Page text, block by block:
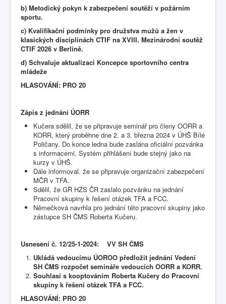
b) Metodický pokyn k zabezpečení soutěží v požárním
sportu.
c) Kvalifikační podmínky pro družstva mužů a žen v
klasických disciplínách CTIF na XVIII. Mezinárodní soutěž
CTIF 2026 v Berlíně.
d) Schvaluje aktualizaci Koncepce sportovního centra
mládeže
HLASOVÁNÍ: PRO 20
Zápis z jednání ÚORR
Kučera sdělil, že se připravuje seminář pro členy OORR a
KORR, který proběhne dne 2. a 3. března 2024 v ÚHŠ Bílé
Poličany. Do konce ledna bude zaslána oficiální pozvánka
s informacemi. Systém přihlášení bude stejný jako na
kurzy v ÚHŠ.
Dále informoval, že se připravuje organizační zabezpečení
MČR v TFA.
Sdělil, že GŘ HZS ČR zaslalo pozvánku na jednání
Pracovní skupiny k řešení otázek TFA a FCC.
Němečková navrhla pro jednání této pracovní skupiny jako
zástupce SH ČMS Roberta Kučeru.
Usnesení č. 12/25-1-2024: VV SH ČMS
Ukládá vedoucímu ÚOROO předložit jednání Vedení
SH ČMS rozpočet semináře vedoucích OORR a KORR.
Souhlasí s kooptováním Roberta Kučery do Pracovní
skupiny k řešení otázek TFA a FCC.
HLASOVÁNÍ: PRO 20